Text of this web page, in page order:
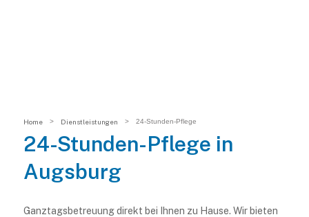
Home > Dienstleistungen > 24-Stunden-Pflege
24-Stunden-Pflege in
Augsburg
Ganztagsbetreuung direkt bei Ihnen zu Hause. Wir bieten